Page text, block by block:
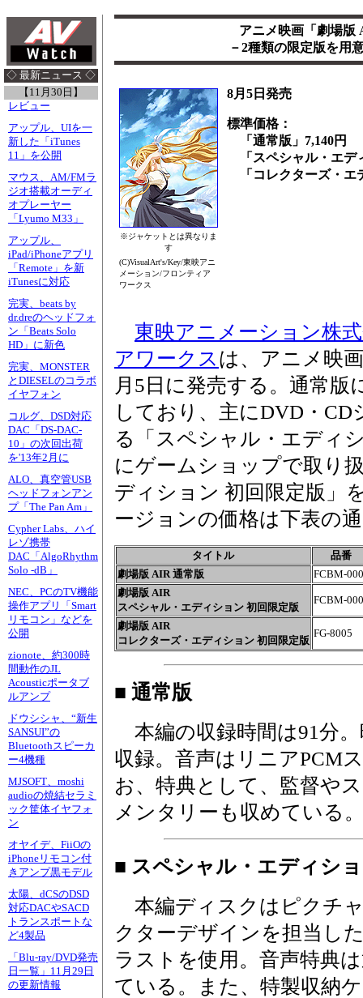
◇ 最新ニュース ◇
【11月30日】
レビュー
アップル、UIを一
新した「iTunes
11」を公開
マウス、AM/FMラ
ジオ搭載オーディ
オプレーヤー
「Lyumo M33」
アップル、
iPad/iPhoneアプリ
「Remote」を新
iTunesに対応
完実、beats by
dr.dreのヘッドフォ
ン「Beats Solo
HD」に新色
完実、MONSTER
とDIESELのコラボ
イヤフォン
コルグ、DSD対応
DAC「DS-DAC-
10」の次回出荷
を'13年2月に
ALO、真空管USB
ヘッドフォンアン
プ「The Pan Am」
Cypher Labs、ハイ
レゾ携帯
DAC「AlgoRhythm
Solo -dB」
NEC、PCのTV機能
操作アプリ「Smart
リモコン」などを
公開
zionote、約300時
間動作のJL
Acousticポータブ
ルアンプ
ドウシシャ、“新生
SANSUI”の
Bluetoothスピーカ
ー4機種
MJSOFT、moshi
audioの焼結セラミ
ック筐体イヤフォ
ン
オヤイデ、FiiOの
iPhoneリモコン付
きアンプ黒モデル
太陽、dCSのDSD
対応DACやSACD
トランスポートな
ど4製品
「Blu-ray/DVD発売
日一覧」11月29日
の更新情報
アニメ映画「劇場版
－2種類の限定版を用
※ジャケットとは異なりま
す
(C)VisualArt's/Key/東映アニ
メーション/フロンティア
ワークス
8月5日発売
標準価格：
「通常版」7,140円
「スペシャル・エデ
「コレクターズ・エ
東映アニメーション株
アワークスは、アニメ映
月5日に発売する。通常版
しており、主にDVD・
る「スペシャル・エディ
にゲームショップで取り
ディション 初回限定版」
ージョンの価格は下表の
タイトル
品番
劇場版 AIR 通常版
FCBM-
劇場版 AIR
スペシャル・エディション 初回限定版
FCBM-
劇場版 AIR
コレクターズ・エディション 初回限定版
FG-8005
■ 通常版
本編の収録時間は91分
収録。音声はリニアPCM
お、特典として、監督や
メンタリーも収めている
■ スペシャル・エディシ
本編ディスクはピクチ
クターデザインを担当し
ラストを使用。音声特典
ている。また、特製収納